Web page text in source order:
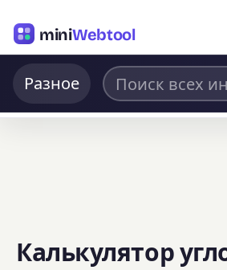
miniWebtool
Разное
Калькулятор